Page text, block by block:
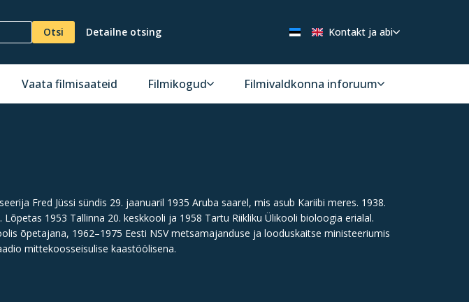
Otsi Detailne otsing Kontakt ja abi
Vaata filmisaateid Filmikogud Filmivaldkonna inforuum
Fred Jüssi sündis 29. jaanuaril 1935 Aruba saarel, mis asub Kariibi meres. 1938.
1953 Tallinna 20. keskkooli ja 1958 Tartu Riikliku Ülikooli bioloogia erialal.
õpetajana, 1962–1975 Eesti NSV metsamajanduse ja looduskaitse ministeeriumis
mittekoosseisulise kaastöölisena.